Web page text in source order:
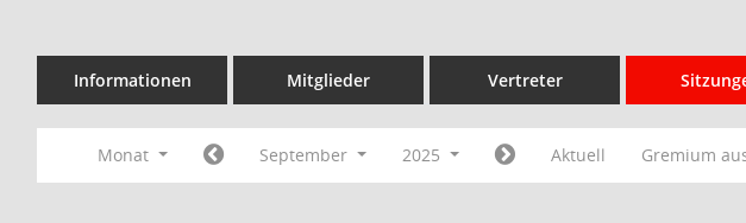
Informationen Mitglieder Vertreter
Monat September 2025 Aktuell Gremium